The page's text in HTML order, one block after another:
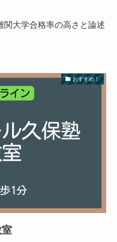
関大学合格率の高さと論述
おすすめ！